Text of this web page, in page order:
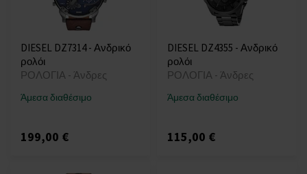
DIESEL DZ7314 - Ανδρικό
ρολόι
ΡΟΛΟΓΙΑ - Άνδρες
Άμεσα διαθέσιμο
199,00 €
DIESEL DZ4355 - Ανδρικό
ρολόι
ΡΟΛΟΓΙΑ - Άνδρες
Άμεσα διαθέσιμο
115,00 €